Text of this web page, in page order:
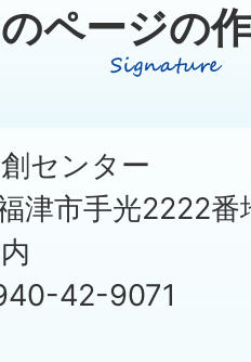
ページの
センター
津市手光2222番
42-9071